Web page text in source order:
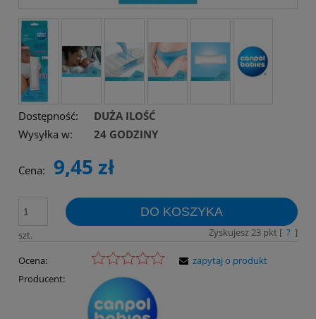
Dostępność:
DUŻA ILOŚĆ
Wysyłka w:
24 GODZINY
Cena: 9,45 zł
szt.
DO KOSZYKA
Zyskujesz23pkt [ ? ]
Ocena:
Producent:
zapytaj o produkt